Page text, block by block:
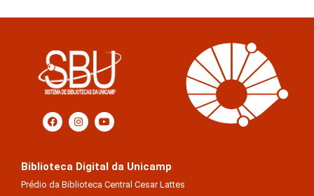
Biblioteca Digital da Unicamp
Prédio da Biblioteca Central Cesar Lattes